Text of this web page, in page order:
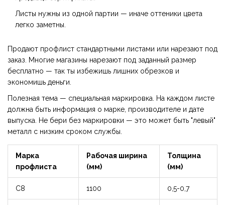
Листы нужны из одной партии — иначе оттеники цвета
легко заметны.
Продают профлист стандартными листами или нарезают под
заказ. Многие магазины нарезают под заданный размер
бесплатно — так ты избежишь лишних обрезков и
экономишь деньги.
Полезная тема — специальная маркировка. На каждом листе
должна быть информация о марке, производителе и дате
выпуска. Не бери без маркировки — это может быть "левый"
металл с низким сроком службы.
Марка
профлиста
Рабочая ширина
(мм)
Толщина
(мм)
С8 1100 0,5-0,7